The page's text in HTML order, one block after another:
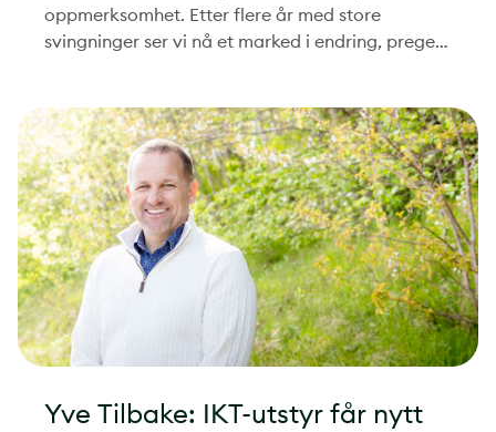
oppmerksomhet. Etter flere år med store
svingninger ser vi nå et marked i endring, preget
leverer Yve et resultat på 114 millioner kroner i
EBITDA. Strømsalgskonsernet utbetaler 59
millioner kroner i utbytte til eierne i tråd med
selskapets offensive eierstrategi og
utbyttepolitikk.
Yve Tilbake: IKT-utstyr får nytt